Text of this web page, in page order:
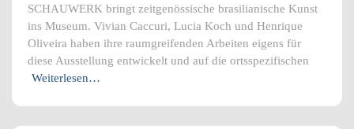
SCHAUWERK bringt zeitgenössische brasilianische Kunst
ins Museum. Vivian Caccuri, Lucia Koch und Henrique
Oliveira haben ihre raumgreifenden Arbeiten eigens für
diese Ausstellung entwickelt und auf die ortsspezifischen
Weiterlesen…